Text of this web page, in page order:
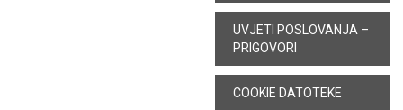
UVJETI POSLOVANJA –
PRIGOVORI
COOKIE DATOTEKE